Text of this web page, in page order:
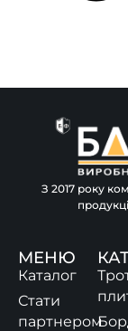
З 2017 року
МЕНЮ
Каталог
Стати
партнером